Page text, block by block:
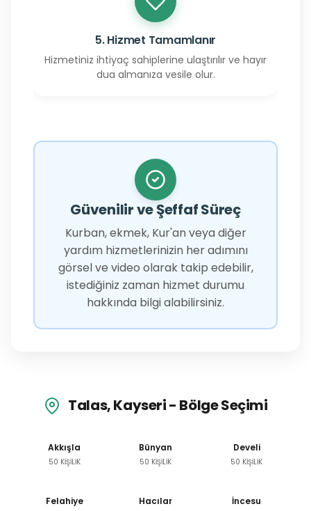
5. Hizmet Tamamlanır
Hizmetiniz ihtiyaç sahiplerine ulaştırılır ve hayır
dua almanıza vesile olur.
Güvenilir ve Şeffaf Süreç
Kurban, ekmek, Kur'an veya diğer
yardım hizmetlerinizin her adımını
görsel ve video olarak takip edebilir,
istediğiniz zaman hizmet durumu
hakkında bilgi alabilirsiniz.
Talas, Kayseri - Bölge Seçimi
Akkışla
50 KİŞİLİK
Bünyan
50 KİŞİLİK
Develi
50 KİŞİLİK
Felahiye Hacılar İncesu